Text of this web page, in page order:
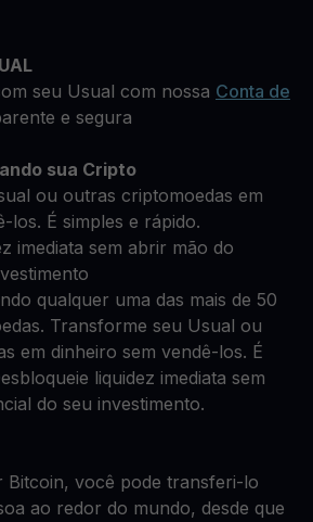
seu Usual com nossa Conta de
e segura
sua Cripto
ou outras criptomoedas em
los. É simples e rápido.
imediata sem abrir mão do
qualquer uma das mais de 50
Transforme seu Usual ou
em dinheiro sem vendê-los. É
liquidez imediata sem
do seu investimento.
Bitcoin, você pode transferi-lo
ao redor do mundo, desde que